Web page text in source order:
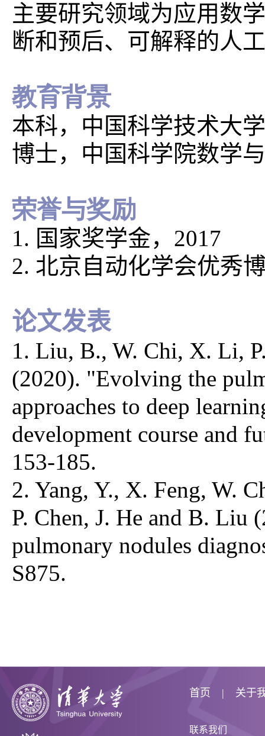
主要研究领域为应用数
断和预后、可解释的人
教育背景
本科，中国科学技术大
博士，中国科学院数学
荣誉与奖励
1. 国家奖学金，2017
2. 北京自动化学会优秀
论文发表
1. Liu, B., W. Chi, X. Li,
(2020). "Evolving the
approaches to deep
development course and
153-185.
2. Yang, Y., X. Feng, W.
P. Chen, J. He and B. Liu
pulmonary nodules
S875.
首页 关于
联系我们